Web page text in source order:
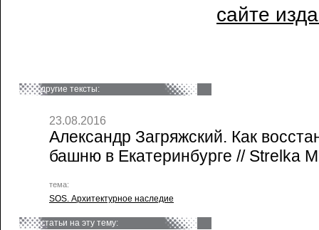
сайте
другие тексты:
23.08.2016
Александр Загряжский. Как
башню в Екатеринбурге // Strelka
тема:
SOS. Архитектурное наследие
статьи на эту тему: